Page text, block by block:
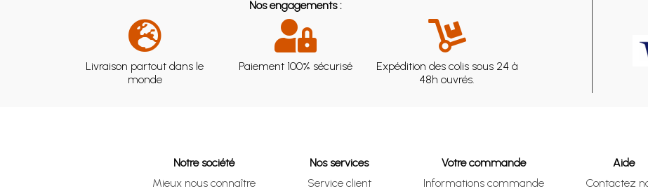
Nos engagements :
Livraison partout dans le
monde
Paiement 100% sécurisé
Expédition des colis sous 24 à
48h ouvrés.
Notre société
Mieux nous connaître
Nos services
Service client
Votre commande
Informations commande
Aide
Contactez